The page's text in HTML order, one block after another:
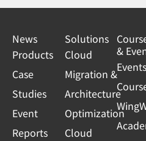
News
Products
Case
Studies
Event
Reports
Solutions
Cloud
Migration &
Architecture
Optimization
Cloud
&
Events